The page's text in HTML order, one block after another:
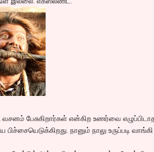
பேசுகிறார்கள் என்கிற உணர்வை
நானும் நாலு உருப்படி